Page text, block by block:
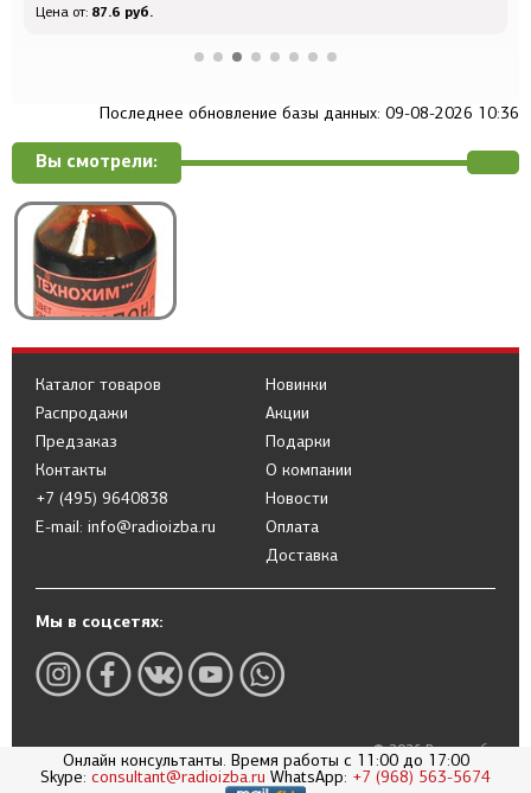
Цена от: 87.6 руб.
Последнее обновление базы данных: 09-08-2026 10:36
Вы смотрели:
Каталог товаров
Распродажи
Предзаказ
Новинки
Акции
Подарки
Контакты
+7 (495) 9640838
E-mail: info@radioizba.ru
О компании
Новости
Оплата
Доставка
Мы в соцсетях:
© 2026 Радиоизба
Политика в отношении обработки
персональных данных
Онлайн консультанты. Время работы с 11:00 до 17:00
Skype: consultant@radioizba.ru WhatsApp: +7 (968) 563-5674